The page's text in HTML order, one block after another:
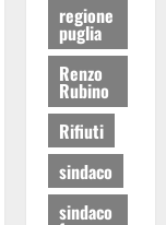
regione
puglia
Renzo
Rubino
Rifiuti
sindaco
sindaco